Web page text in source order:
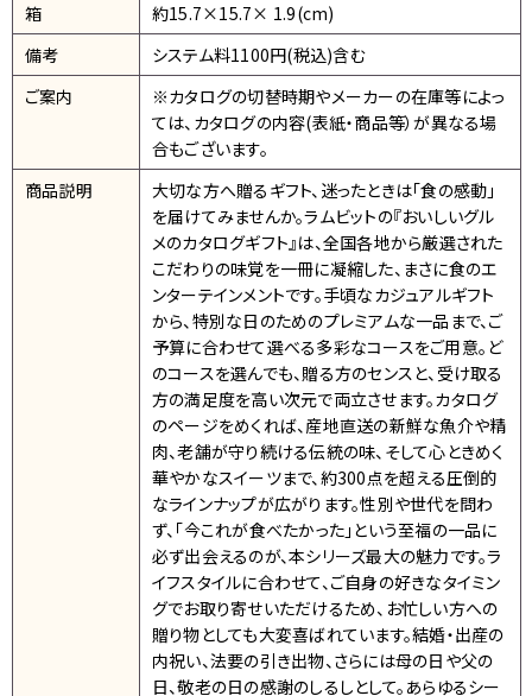
箱
約15.7×15.7× 1.9(cm)
備考
システム料1100円(税込)含む
ご案内
※カタログの切替時期やメーカーの在庫等によっ
ては、カタログの内容(表紙・商品等）が異なる場
合もございます。
商品説明
大切な方へ贈るギフト、迷ったときは「食の感動」
を届けてみませんか。ラムビットの『おいしいグル
メのカタログギフト』は、全国各地から厳選された
こだわりの味覚を一冊に凝縮した、まさに食のエ
ンターテインメントです。手頃なカジュアルギフト
から、特別な日のためのプレミアムな一品まで、ご
予算に合わせて選べる多彩なコースをご用意。ど
のコースを選んでも、贈る方のセンスと、受け取る
方の満足度を高い次元で両立させます。カタログ
のページをめくれば、産地直送の新鮮な魚介や精
肉、老舗が守り続ける伝統の味、そして心ときめく
華やかなスイーツまで、約300点を超える圧倒的
なラインナップが広がります。性別や世代を問わ
ず、「今これが食べたかった」という至福の一品に
必ず出会えるのが、本シリーズ最大の魅力です。ラ
イフスタイルに合わせて、ご自身の好きなタイミン
グでお取り寄せいただけるため、お忙しい方への
贈り物としても大変喜ばれています。結婚・出産の
内祝い、法要の引き出物、さらには母の日や父の
日、敬老の日の感謝のしるしとして。あらゆるシー